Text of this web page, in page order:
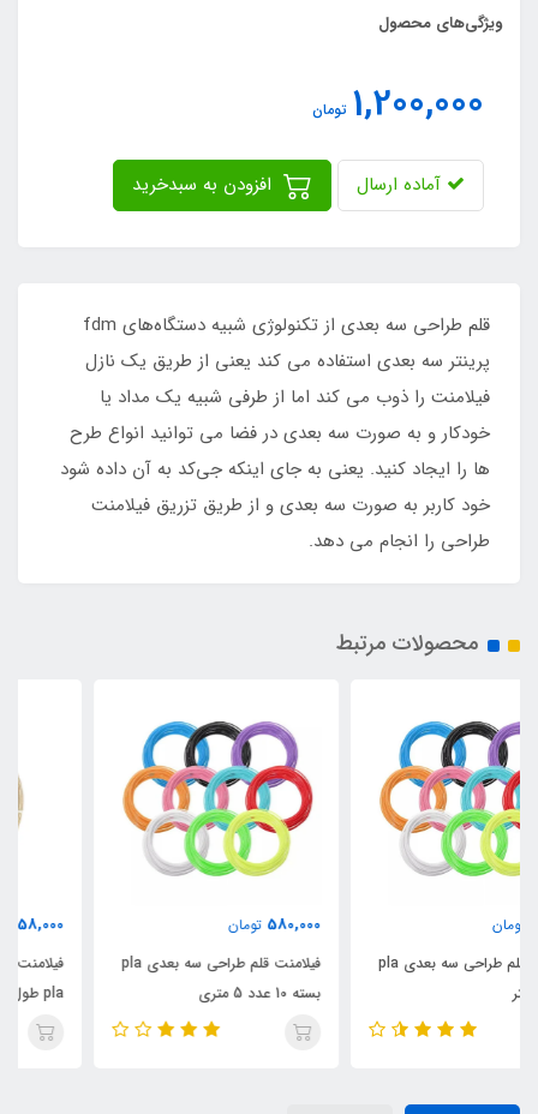
ویژگی‌های محصول
1,200,000 تومان
آماده ارسال
قلم طراحی سه بعدی از تکنولوژی شبیه دستگاه‌های fdm
پرینتر سه بعدی استفاده می کند یعنی از طریق یک نازل
فیلامنت را ذوب می کند اما از طرفی شبیه یک مداد یا
خودکار و به صورت سه بعدی در فضا می توانید انواع طرح
ها را ایجاد کنید. یعنی به جای اینکه جی‌کد به آن داده شود
خود کاربر به صورت سه بعدی و از طریق تزریق فیلامنت
طراحی را انجام می دهد.
محصولات مرتبط
فیلامنت قلم طراحی سه بعدی pla
58,000
فیلامنت قلم طراحی سه بعدی چوب
pla طول 5 متر